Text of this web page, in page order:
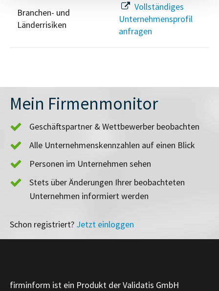
Branchen- und
Länderrisiken
Vollständiges
Unternehmensprofil
anfragen
Mein Firmenmonitor
Geschäftspartner & Wettbewerber beobachten
Alle Unternehmenskennzahlen auf einen Blick
Personen im Unternehmen sehen
Stets über Änderungen Ihrer beobachteten
Unternehmen informiert werden
Schon registriert? Jetzt einloggen
firminform ist ein Produkt der Validatis GmbH